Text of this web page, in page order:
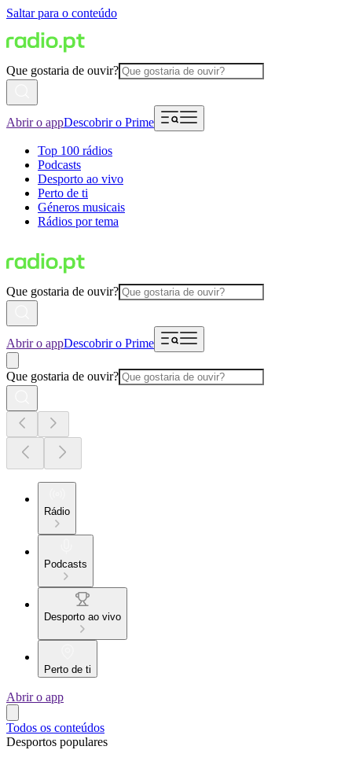
Saltar para o conteúdo
Que gostaria de ouvir?
Abrir o appDescobrir o Prime
Top 100 rádios
Podcasts
Desporto ao vivo
Perto de ti
Géneros musicais
Rádios por tema
Que gostaria de ouvir?
Abrir o appDescobrir o Prime
Que gostaria de ouvir?
Rádio
Podcasts
Desporto ao vivo
Perto de ti
Abrir o app
Todos os conteúdos
Desportos populares